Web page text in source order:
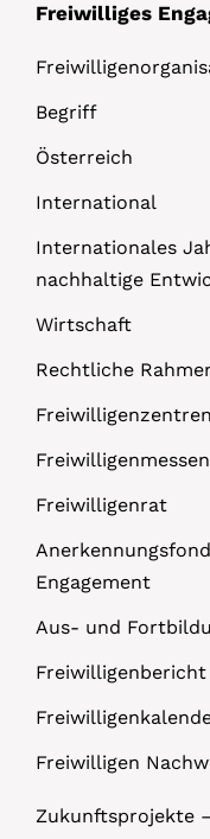
Freiwilliges
Begriff
Österreich
International
Internationales
nachhaltige
Wirtschaft
Rechtliche
Freiwilligenzentren
Freiwilligenmessen
Freiwilligenrat
Engagement
Aus- und
Freiwilligenbericht
Freiwilligen
Zukunftsprojekte